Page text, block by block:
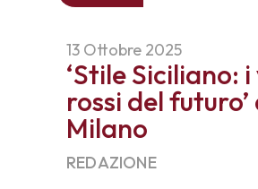
13 Ottobre 2025
‘Stile Siciliano:
rossi del futuro’
Milano
REDAZIONE